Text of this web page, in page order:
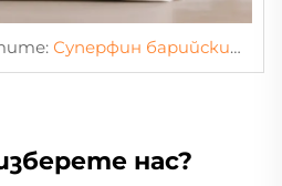
солфат
нас?